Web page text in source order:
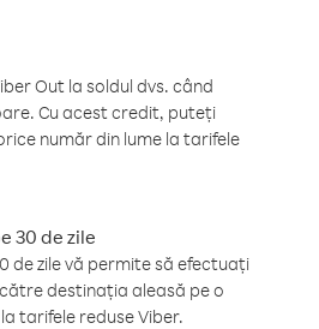
Out la soldul dvs. când
Cu acest credit, puteți
număr din lume la tarifele
30 de zile
de zile vă permite să efectuați
destinația aleasă pe o
tarifele reduse Viber.